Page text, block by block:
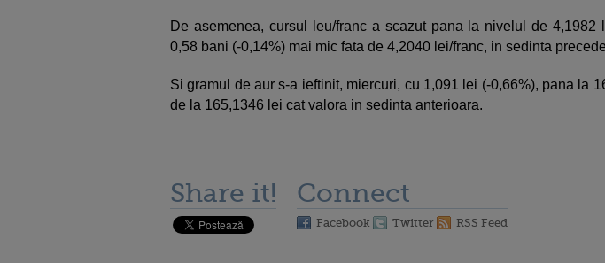
De asemenea, cursul leu/franc a scazut pana la nivelul de 4,1982
0,58 bani (-0,14%) mai mic fata de 4,2040 lei/franc, in sedinta
Si gramul de aur s-a ieftinit, miercuri, cu 1,091 lei (-0,66%), pana la
de la 165,1346 lei cat valora in sedinta anterioara.
Share it! Connect
Facebook Twitter RSS Feed